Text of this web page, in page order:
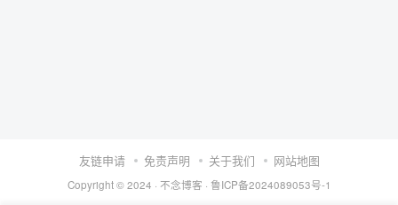
友链申请 免责声明 关于我们 网站地图
Copyright © 2024 · 不念博客 · 鲁ICP备2024089053号-1